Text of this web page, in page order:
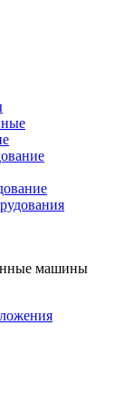
машины